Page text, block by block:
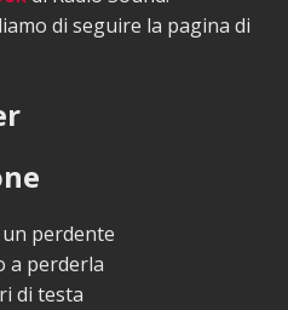
di seguire la pagina di
perdente
a perderla
di testa